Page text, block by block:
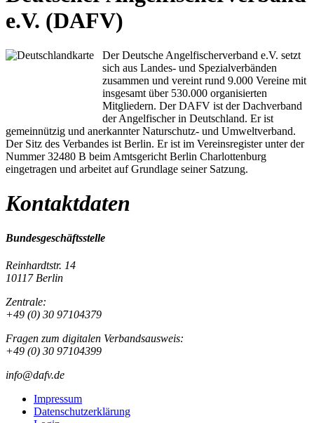
e.V. (DAFV)
Der Deutsche Angelfischerverband e.V. setzt
sich aus Landes- und Spezialverbänden
zusammen und vereint rund 9.000 Vereine mit
insgesamt über 530.000 organisierten
Mitgliedern. Der DAFV ist der Dachverband
der Angelfischer in Deutschland. Er ist
gemeinnützig und anerkannter Naturschutz- und Umweltverband.
Der Sitz des Verbandes ist Berlin. Er ist im Vereinsregister unter der
Nummer 32480 B beim Amtsgericht Berlin Charlottenburg
eingetragen und arbeitet auf Grundlage seiner Satzung.
Kontaktdaten
Bundesgeschäftsstelle
Reinhardtstr. 14
10117 Berlin
Zentrale:
+49 (0) 30 97104379
Fragen zum digitalen Verbandsausweis:
+49 (0) 30 97104399
info@dafv.de
Impressum
Datenschutzerklärung